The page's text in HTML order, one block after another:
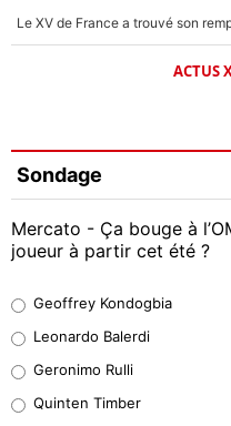
ACTUS
Sondage
Mercato - Ça bouge à
joueur à partir cet été ?
38%
32%
Geoffrey Kondogbia
Leonardo Balerdi
Geronimo Rulli
Quinten Timber